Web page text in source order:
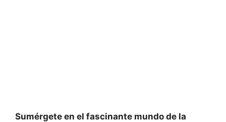
Sumérgete en el fascinante mundo de la